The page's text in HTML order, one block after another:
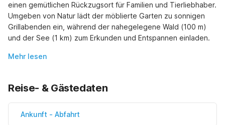
einen gemütlichen Rückzugsort für Familien und Tierliebhaber.
Umgeben von Natur lädt der möblierte Garten zu sonnigen
Grillabenden ein, während der nahegelegene Wald (100 m)
und der See (1 km) zum Erkunden und Entspannen einladen.
Mehr lesen
Reise- & Gästedaten
Ankunft - Abfahrt